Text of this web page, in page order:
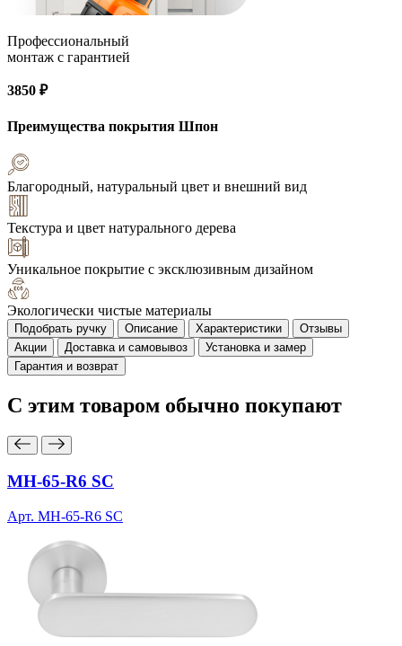
Профессиональный
монтаж с гарантией
3850 ₽
Преимущества покрытия Шпон
Благородный, натуральный цвет и внешний вид
Текстура и цвет натурального дерева
Уникальное покрытие с эксклюзивным дизайном
Экологически чистые материалы
Подобрать ручку Описание Характеристики
Отзывы
Акции
Доставка и самовывоз
Установка и замер
Гарантия и возврат
С этим товаром обычно покупают
MH-65-R6 SC
Арт. MH-65-R6 SC